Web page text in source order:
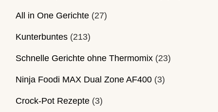
All in One Gerichte (27)
Kunterbuntes (213)
Schnelle Gerichte ohne Thermomix (23)
Ninja Foodi MAX Dual Zone AF400 (3)
Crock-Pot Rezepte (3)